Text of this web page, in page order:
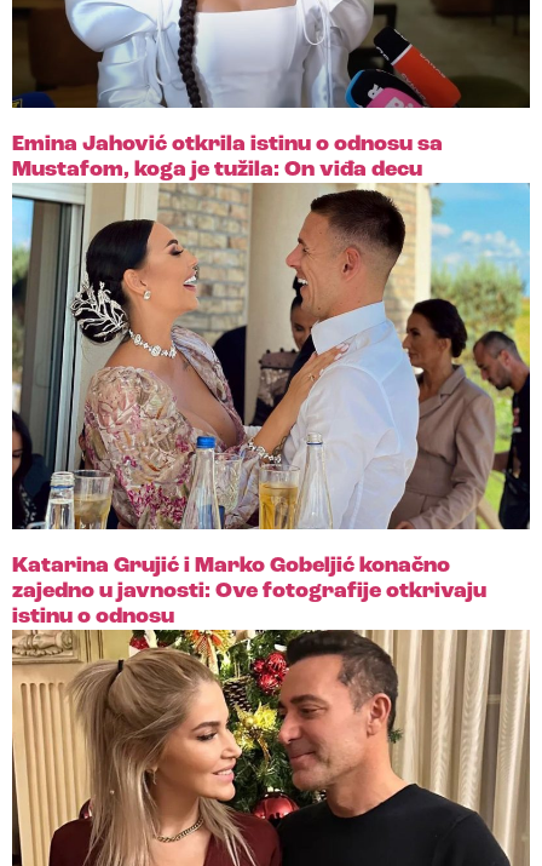
Emina Jahović otkrila istinu o odnosu sa
Mustafom, koga je tužila: On viđa decu
Katarina Grujić i Marko Gobeljić konačno
zajedno u javnosti: Ove fotografije otkrivaju
istinu o odnosu